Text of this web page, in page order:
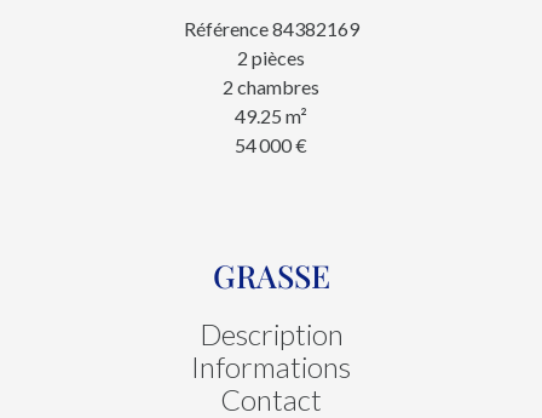
Référence84382169
2 pièces
2 chambres
49.25 m²
54 000 €
GRASSE
Description
Informations
Contact